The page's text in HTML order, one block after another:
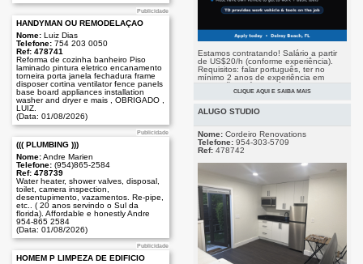
Publicidade
HANDYMAN OU REMODELAÇÃO
Nome: Luiz Dias
Telefone: 754 203 0050
Ref: 478741
Reforma de cozinha banheiro Piso
laminado pintura eletrico encanamento
torneira porta janela fechadura frame
disposer cortina ventilator fence panels
base board appliances installation
washer and dryer e mais , OBRIGADO ,
LUIZ.
(Data: 01/08/2026)
Publicidade
((( PLUMBING )))
Nome:Andre Marien
Telefone: (954)865-2584
Ref: 478739
Water heater, shower valves, disposal,
toilet, camera inspection,
desentupimento, vazamentos. Re-pipe,
etc.. ( 20 anos servindo o Sul da
florida). Affordable e honestly Andre
954-865 2584
(Data: 01/08/2026)
Publicidade
HOMEM P LIMPEZA DE EDIFÍCIO
Estamos contratando! Salário a partir
de US$20/h (conforme experiência).
Requisitos: falar português, ter no
mínimo 2 anos de experiência em
instalação, veículo próprio e
ferramentas básicas. Envie seu
(Data: 03/08/2026)
CLIQUE AQUI E SAIBA MAIS
ALUGO STUDIO
Nome: Cordeiro Renovations
Telefone: 954-303-5709
Ref: 478742